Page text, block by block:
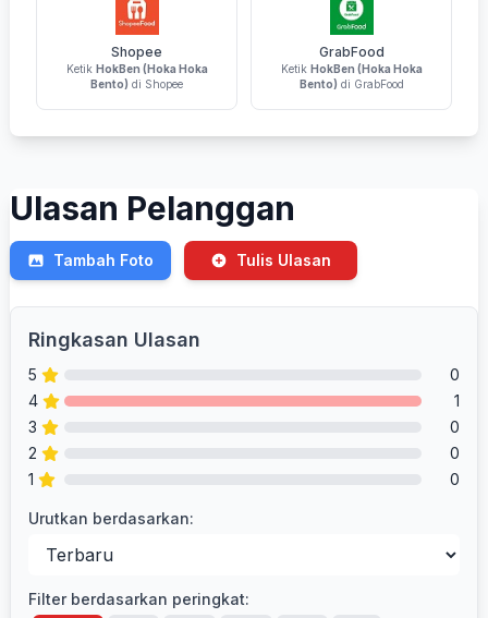
Shopee
Ketik HokBen (Hoka Hoka
Bento) di Shopee
GrabFood
Ketik HokBen (Hoka Hoka
Bento) di GrabFood
Ulasan Pelanggan
Tambah Foto Tulis Ulasan
Ringkasan Ulasan
5
0
4
1
3
0
2
0
1
0
Urutkan berdasarkan:
Filter berdasarkan peringkat: